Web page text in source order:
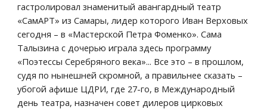
гастролировал знаменитый авангардный театр
«СамАРТ» из Самары, лидер которого Иван Верховых
сегодня – в «Мастерской Петра Фоменко». Сама
Талызина с дочерью играла здесь программу
«Поэтессы Серебряного века»... Все это – в прошлом,
судя по нынешней скромной, а правильнее сказать –
убогой афише ЦДРИ, где 27-го, в Международный
день театра, назначен совет дилеров цирковых